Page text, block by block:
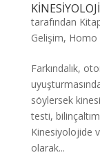
tarafından
Gelişim, Homo
Farkındalık,
söylersek
testi,
Kinesiyolojide
olarak...